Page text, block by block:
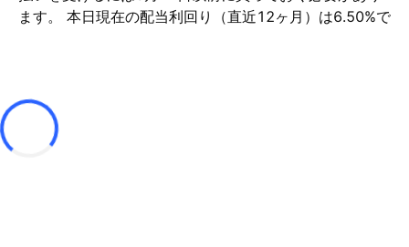
ます。 本日現在の配当利回り（直近12ヶ月）は6.50%で